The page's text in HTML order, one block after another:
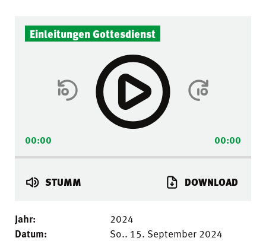
Einleitungen Gottesdienst
Audio-
00:00 00:00
STUMM DOWNLOAD
Jahr:
2024
Datum:
So.. 15. September 2024